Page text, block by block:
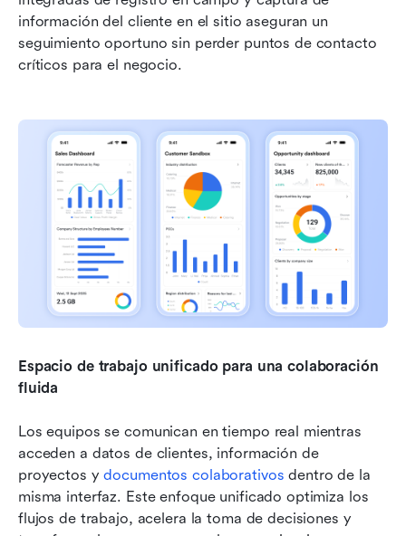
información del cliente en el sitio aseguran un
seguimiento oportuno sin perder puntos de contacto
críticos para el negocio.
Espacio de trabajo unificado para una colaboración
fluida
Los equipos se comunican en tiempo real mientras
acceden a datos de clientes, información de
proyectos y documentos colaborativos dentro de la
misma interfaz. Este enfoque unificado optimiza los
flujos de trabajo, acelera la toma de decisiones y